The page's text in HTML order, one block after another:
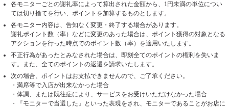
各モニターごとの謝礼率によって算出された金額から、1円未満の単位につい
ては切り捨てを行い、ポイントを加算するものとします。
各モニター内容は、告知なく変更・終了する場合があります。
謝礼ポイント数（率）などに変更のあった場合は、ポイント獲得の対象となる
アクションを行った時点でのポイント数（率）を適用いたします。
不正行為があったとみなされた場合は、即刻全てのポイントの権利を失いま
す。また、全てのポイントの返還を請求いたします。
次の場合、ポイントはお支払できませんので、ご了承ください。
・満席等で入店が出来なかった場合
・体調、または既往症により、サービスをお受けいただけなかった場合
・『モニターで当選した』といった表現をされ、モニターであることがお店に